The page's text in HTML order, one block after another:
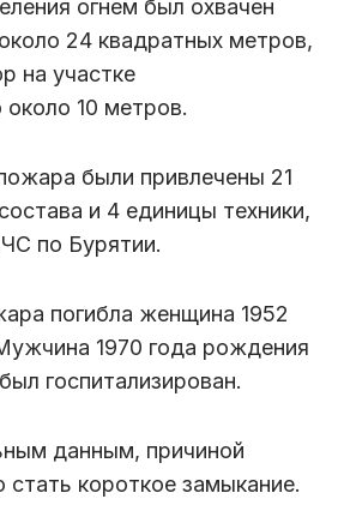
огнем был охвачен
24 квадратных метров,
на участке
10 метров.
были привлечены 21
и 4 единицы техники,
по Бурятии.
погибла женщина 1952
1970 года рождения
госпитализирован.
данным, причиной
стать короткое замыкание.